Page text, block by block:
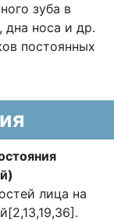
зуба в
дна носа и др.
постоянных
лица на